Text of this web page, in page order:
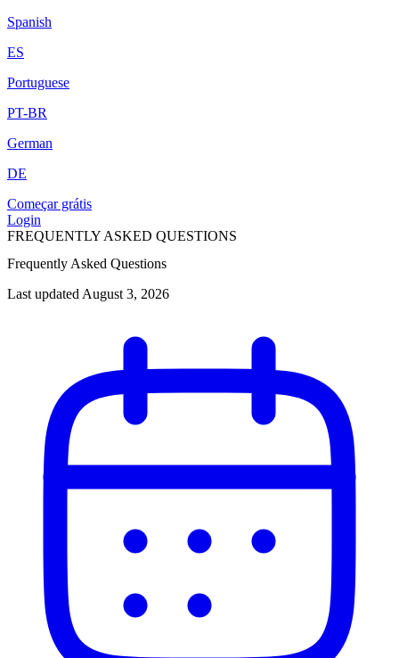
Spanish
ES
Portuguese
PT-BR
German
DE
Começar grátis
Login
FREQUENTLY ASKED QUESTIONS
Frequently Asked Questions
Last updated August 3, 2026